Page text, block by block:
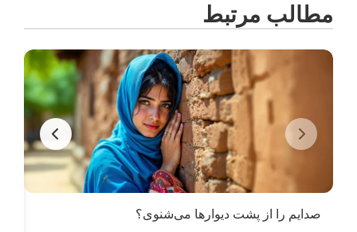
مطالب مرتبط
صدایم را از پشت دیوارها می‌شنوی؟